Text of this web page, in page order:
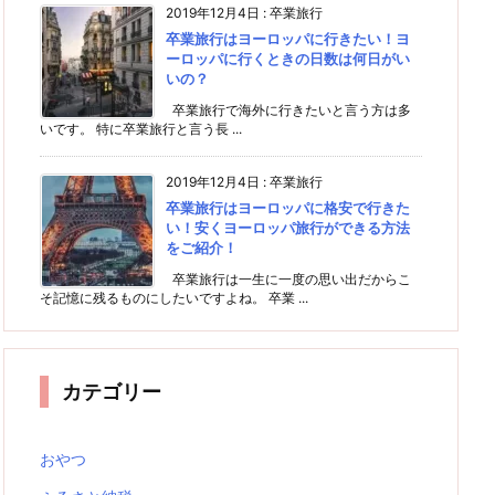
2019年12月4日 : 卒業旅行
卒業旅行はヨーロッパに行きたい！ヨ
ーロッパに行くときの日数は何日がい
いの？
卒業旅行で海外に行きたいと言う方は多
いです。 特に卒業旅行と言う長 ...
2019年12月4日 : 卒業旅行
卒業旅行はヨーロッパに格安で行きた
い！安くヨーロッパ旅行ができる方法
をご紹介！
卒業旅行は一生に一度の思い出だからこ
そ記憶に残るものにしたいですよね。 卒業 ...
カテゴリー
おやつ